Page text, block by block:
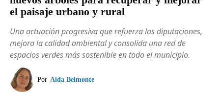
el paisaje urbano y rural
Una actuación progresiva que refuerza las diputaciones,
mejora la calidad ambiental y consolida una red de
espacios verdes más sostenible en todo el municipio.
Por Aida Belmonte